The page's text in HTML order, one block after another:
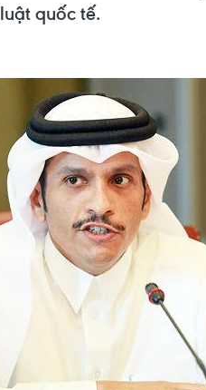
quốc tế.